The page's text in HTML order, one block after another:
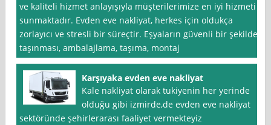
ve kaliteli hizmet anlayışıyla müşterilerimize en iyi hizmeti
sunmaktadır. Evden eve nakliyat, herkes için oldukça
zorlayıcı ve stresli bir süreçtir. Eşyaların güvenli bir şekilde
taşınması, ambalajlama, taşıma, montaj
Karşıyaka evden eve nakliyat
Kale nakliyat olarak tukiyenin her yerinde
olduğu gibi izmirde,de evden eve nakliyat
sektöründe şehirlerarası faaliyet vermekteyiz